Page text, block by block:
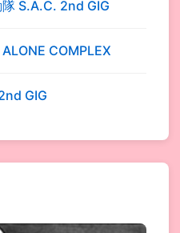
S.A.C. 2nd GIG
COMPLEX
GIG